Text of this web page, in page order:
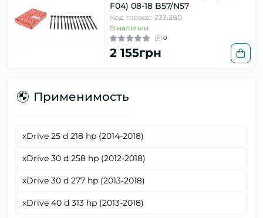
F04) 08-18 B57/N57
Код товара: 233.380
В наличии
0
2 155грн
Применимость
xDrive 25 d 218 hp (2014-2018)
xDrive 30 d 258 hp (2012-2018)
xDrive 30 d 277 hp (2013-2018)
xDrive 40 d 313 hp (2013-2018)